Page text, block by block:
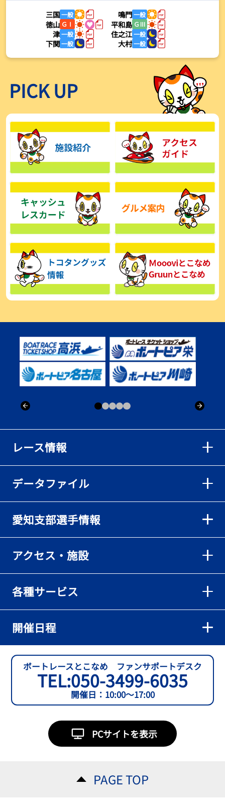
【ボートレース】４枠で優出の塚越海斗が強気節「攻めていくレー
スをします」／常滑 - 日刊スポーツ
2026年08月03日
【ボートレース】広瀬凜が接戦制して２着で優出「出足、回り足は
【とこなめボート】塚越海斗が優勝戦で脅威の伸びを披露する「合
ったときの伸びは自分が一番」
2026年08月03日
【とこなめボート】広瀬凜は準優で見つかった課題の克服へ「結果
的に１着を取れればいい」
2026年08月03日
【とこなめボート】西丸敦基が未勝利では終われない「最終日頑張
る」
2026年08月03日
【とこなめボート ルーキーシリーズ】広瀬凜 6位で予選突破「勝負
2026年08月02日
【とこなめボート 日野未来コラム とこなめミライ予想図】トコタン
お誕生日おめでとう！
2026年08月02日
んでもらったし、恩返しをしたいです」～とこなめルーキーＳ
【常滑ボート・ルーキーＳ】荒木颯斗 予選９位でセミファイナル進
出「そろそろ優勝したい」
2026年08月02日
回りは良くなった」／常滑 - 日刊スポーツ
【ボートレース】島川海輝が逃げ切って準優勝負駆け成功、準優は
伸び意識の調整で／常滑 - 日刊スポーツ
【ボートレース】地元の荒木颯斗が有言実行の予選突破「そろそろ
2026年08月02日
【とこなめボート】出足抜群の篠原晟弥だが「叩き変える可能性も
ある」と思案顔
【とこなめボート】準優６枠の西川拓利は「チルトを跳ねる可能性
もあります」
2026年08月02日
三国一般 鳴門一般
徳山 ＧⅠ 平和島 ＧⅢ
津一般 住之江一般
下関一般 大村一般
PICK UP
レース情報
データファイル
愛知支部選手情報
アクセス・施設
各種サービス
開催日程
ボートレースとこなめ ファンサポートデスク
TEL:050-3499-6035
開催日：10:00～17:00
PCサイトを表示
PAGE TOP